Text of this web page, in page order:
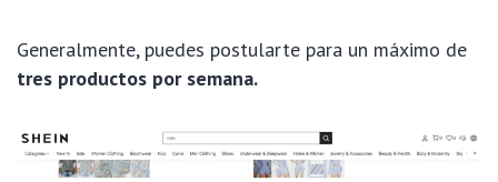
Generalmente, puedes postularte para un máximo de
tres productos por semana.